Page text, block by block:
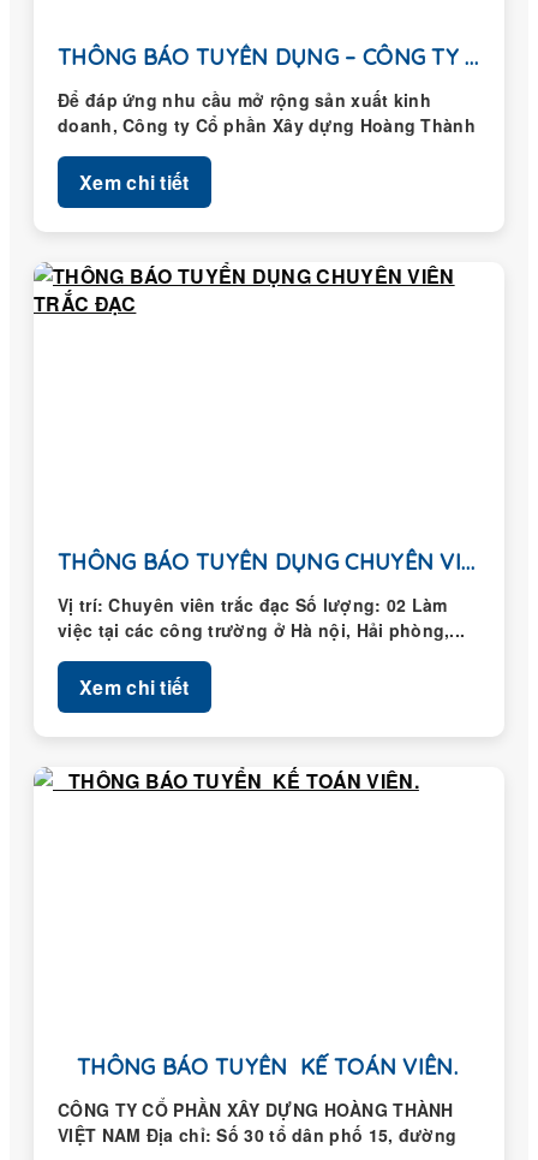
THÔNG BÁO TUYỂN DỤNG – CÔNG TY CỔ...
Để đáp ứng nhu cầu mở rộng sản xuất kinh
doanh, Công ty Cổ phần Xây dựng Hoàng Thành
Xem chi tiết
THÔNG BÁO TUYỂN DỤNG CHUYÊN VIÊN TRẮC ĐẠC
Vị trí: Chuyên viên trắc đạc Số lượng: 02 Làm
việc tại các công trường ở Hà nội, Hải phòng,...
Xem chi tiết
THÔNG BÁO TUYỂN KẾ TOÁN VIÊN.
CÔNG TY CỔ PHẦN XÂY DỰNG HOÀNG THÀNH
VIỆT NAM Địa chỉ: Số 30 tổ dân phố 15, đường